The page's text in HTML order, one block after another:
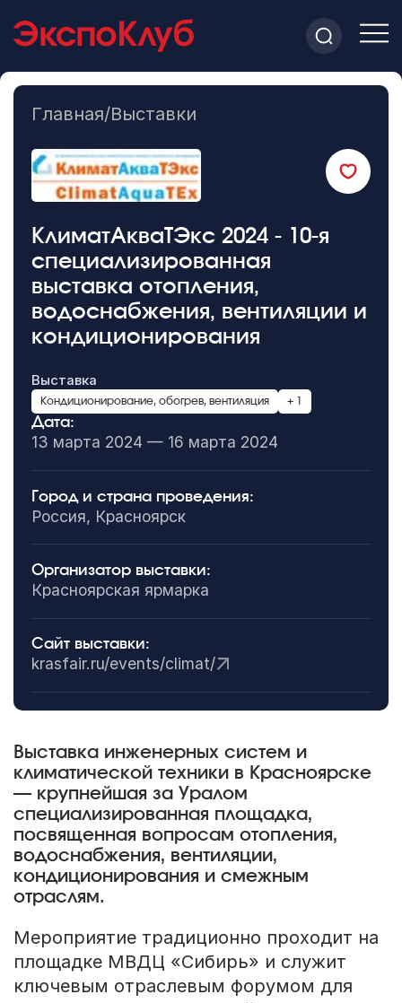
Главная/Выставки
КлиматАкваТЭкс 2024 - 10-я
специализированная
выставка отопления,
водоснабжения, вентиляции и
кондиционирования
Выставка
Кондиционирование, обогрев, вентиляция + 1
Дата:
13 марта 2024 — 16 марта 2024
Город и страна проведения:
Россия, Красноярск
Организатор выставки:
Красноярская ярмарка
Сайт выставки:
krasfair.ru/events/climat/
Выставка инженерных систем и
климатической техники в Красноярске
— крупнейшая за Уралом
специализированная площадка,
посвященная вопросам отопления,
водоснабжения, вентиляции,
кондиционирования и смежным
отраслям.
Мероприятие традиционно проходит на
площадке МВДЦ «Сибирь» и служит
ключевым отраслевым форумом для